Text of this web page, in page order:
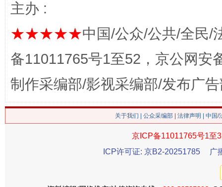
习近平的博鳌关键词
魏明亮
主办 :
★★★★★中国/公众/公共/全民/
备11011765号1至52，京公网安
制作采编部/影视采编部/发布广
关于我们 公众采编部 法律声明 | 中国
京ICP备11011765号1至
ICP许可证: 京B2-20251785
广